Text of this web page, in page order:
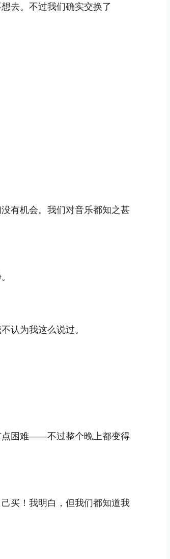
去。不过我们确实交换了
有机会。我们对音乐都知之甚
认为我这么说过。
点困难——不过整个晚上都变得
买！我明白，但我们都知道我